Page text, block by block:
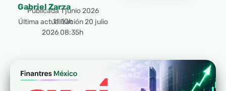
Gabriel Zarza
Publicada 1 junio 2026
11:10h
Última actualización 20 julio
2026 08:35h